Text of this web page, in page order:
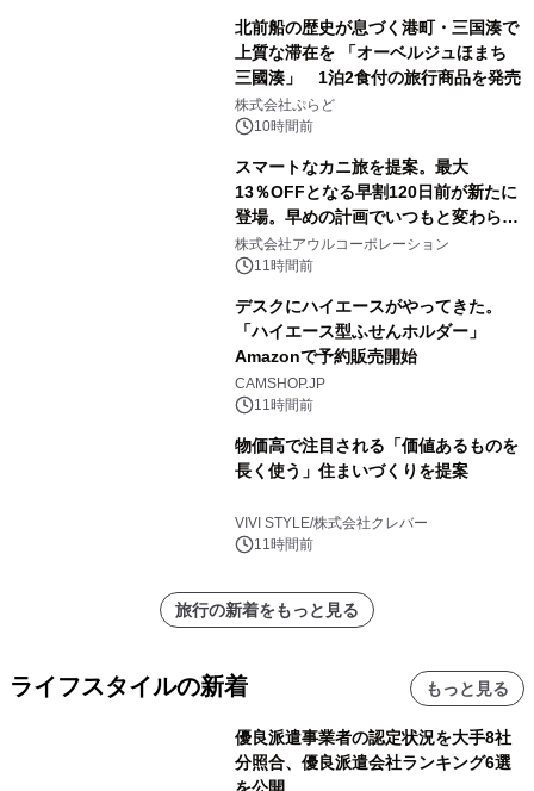
北前船の歴史が息づく港町・三国湊で
上質な滞在を 「オーベルジュほまち
三國湊」 1泊2食付の旅行商品を発売
株式会社ぷらど
10時間前
スマートなカニ旅を提案。最大
13％OFFとなる早割120日前が新たに
登場。早めの計画でいつもと変わらぬ
大人の冬旅を。ー夕日ヶ浦温泉「佳松
苑 別邸ふうか」ー
株式会社アウルコーポレーション
11時間前
デスクにハイエースがやってきた。
「ハイエース型ふせんホルダー」
Amazonで予約販売開始
CAMSHOP.JP
11時間前
物価高で注目される「価値あるものを
長く使う」住まいづくりを提案
VIVI STYLE/株式会社クレバー
11時間前
旅行の新着をもっと見る
ライフスタイルの新着 もっと見る
優良派遣事業者の認定状況を大手8社
分照合、優良派遣会社ランキング6選